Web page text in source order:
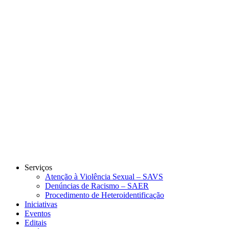
Serviços
Atenção à Violência Sexual – SAVS
Denúncias de Racismo – SAER
Procedimento de Heteroidentificação
Iniciativas
Eventos
Editais